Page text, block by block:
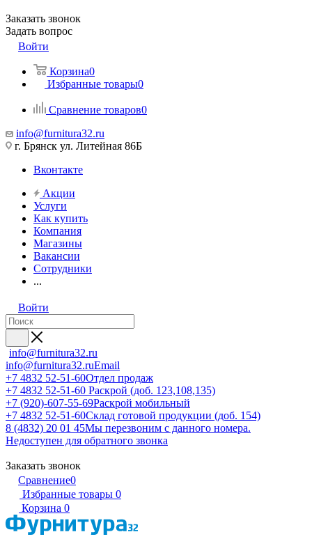
Заказать звонок
Задать вопрос
Войти
Корзина0
Избранные товары0
Сравнение товаров0
info@furnitura32.ru
г. Брянск ул. Литейная 86Б
Вконтакте
Акции
Услуги
Как купить
Компания
Магазины
Вакансии
Сотрудники
...
Войти
info@furnitura32.ru
info@furnitura32.ruEmail
+7 4832 52-51-60Отдел продаж
+7 4832 52-51-60 Раскрой (доб. 123,108,135)
+7 (920)-607-55-69Раскрой мобильный
+7 4832 52-51-60Склад готовой продукции (доб. 154)
8 (4832) 20 01 45Мы перезвоним с данного номера.
Недоступен для обратного звонка
Заказать звонок
Сравнение0
Избранные товары 0
Корзина 0